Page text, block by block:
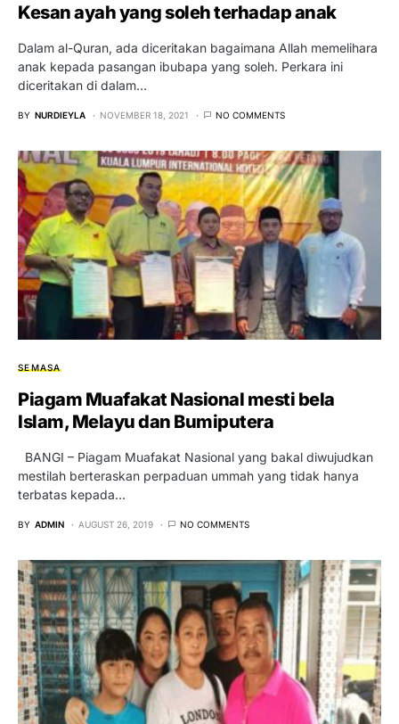
Kesan ayah yang soleh terhadap anak
Dalam al-Quran, ada diceritakan bagaimana Allah memelihara
anak kepada pasangan ibubapa yang soleh. Perkara ini
diceritakan di dalam…
BY NURDIEYLA NOVEMBER 18, 2021 NO COMMENTS
SEMASA
Piagam Muafakat Nasional mesti bela
Islam, Melayu dan Bumiputera
BANGI – Piagam Muafakat Nasional yang bakal diwujudkan
mestilah berteraskan perpaduan ummah yang tidak hanya
terbatas kepada…
BY ADMIN AUGUST 26, 2019 NO COMMENTS